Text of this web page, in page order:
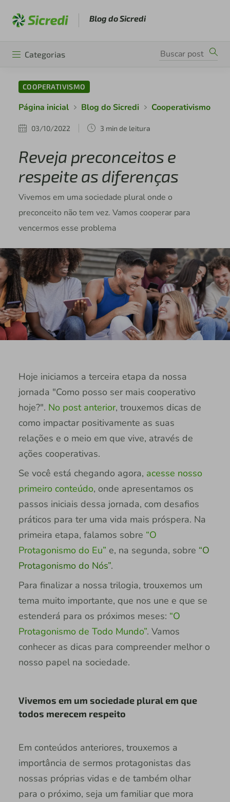
Blog do Sicredi
Categorias
COOPERATIVISMO
Página inicial Blog do Sicredi Cooperativismo
03/10/2022 3 min de leitura
Reveja preconceitos e
respeite as diferenças
Vivemos em uma sociedade plural onde o
preconceito não tem vez. Vamos cooperar para
vencermos esse problema
Hoje iniciamos a terceira etapa da nossa
jornada "Como posso ser mais cooperativo
hoje?". No post anterior, trouxemos dicas de
como impactar positivamente as suas
relações e o meio em que vive, através de
ações cooperativas.
Se você está chegando agora, acesse nosso
primeiro conteúdo, onde apresentamos os
passos iniciais dessa jornada, com desafios
práticos para ter uma vida mais próspera. Na
primeira etapa, falamos sobre “O
Protagonismo do Eu” e, na segunda, sobre “O
Protagonismo do Nós”.
Para finalizar a nossa trilogia, trouxemos um
tema muito importante, que nos une e que se
estenderá para os próximos meses: “O
Protagonismo de Todo Mundo”. Vamos
conhecer as dicas para compreender melhor o
nosso papel na sociedade.
Vivemos em um sociedade plural em que
todos merecem respeito
Em conteúdos anteriores, trouxemos a
importância de sermos protagonistas das
nossas próprias vidas e de também olhar
para o próximo, seja um familiar que mora